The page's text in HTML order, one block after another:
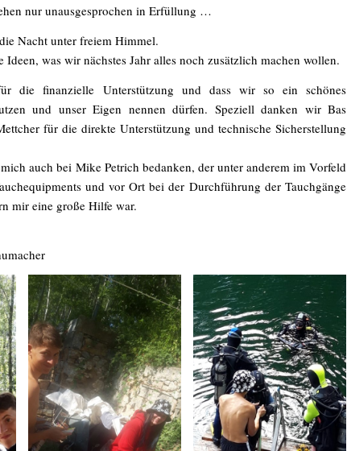
nur unausgesprochen in Erfüllung …
Nacht unter freiem Himmel.
was wir nächstes Jahr alles noch zusätzlich machen wollen.
die finanzielle Unterstützung und dass wir so ein schönes
und unser Eigen nennen dürfen. Speziell danken wir Bas
für die direkte Unterstützung und technische Sicherstellung
auch bei Mike Petrich bedanken, der unter anderem im Vorfeld
und vor Ort bei der Durchführung der Tauchgänge
mir eine große Hilfe war.